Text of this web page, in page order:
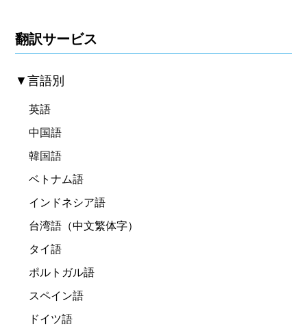
翻訳サービス
▼言語別
英語
中国語
韓国語
ベトナム語
インドネシア語
台湾語（中文繁体字）
タイ語
ポルトガル語
スペイン語
ドイツ語